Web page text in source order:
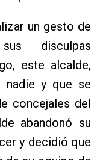
un gesto de
disculpas
este alcalde,
nadie y que se
concejales del
abandonó su
y decidió que